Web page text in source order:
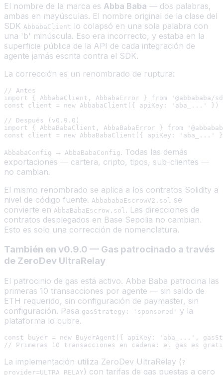
El nombre de la marca es Abba Baba — dos palabras,
ambas en mayúsculas. El nombre original de la clase del
SDK AbbabaClient lo colapsó en una sola palabra con
una 'b' minúscula. Eso era incorrecto, y estaba en la
superficie pública de la API de cada integración de
agente jamás escrita contra el SDK.
La corrección es un renombrado de ruptura:
// Antes
import { AbbabaClient, AbbabaError } from '@abbababa/
const client = new AbbabaClient({ apiKey: 'aba_...' })
// Después (v0.9.0)
import { AbbaBabaClient, AbbaBabaError } from
AbbabaConfig → AbbaBabaConfig. Todas las demás
exportaciones — cartera, cripto, tipos, sub-clientes —
no cambian.
El mismo renombrado se aplica a los contratos Solidity a
nivel de código fuente. AbbababaEscrowV2.sol
se
convierte en AbbaBabaEscrow.sol . Las direcciones de
contratos desplegados en Base Sepolia no cambian.
Esto es solo una corrección de nomenclatura.
También en v0.9.0 — Gas patrocinado a través
de ZeroDev UltraRelay
El patrocinio de gas está activo. Abba Baba patrocina las
primeras 10 transacciones por agente — sin saldo de
ETH requerido, sin configuración de paymaster, sin
configuración. Pasa gasStrategy: 'sponsored'
y la
plataforma lo cubre.
const buyer = new BuyerAgent({ apiKey: 'aba_...',
La implementación utiliza ZeroDev UltraRelay ( ?
provider=ULTRA_RELAY) con tarifas de gas puestas a cero